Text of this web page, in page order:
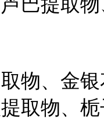
物、金银
取物、栀